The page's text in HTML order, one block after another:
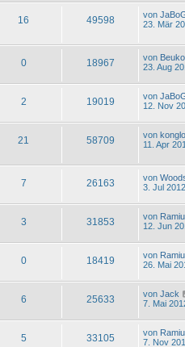
16 49598 von
23. Mär
0 18967 von Beuko
23. Aug
2 19019 von
12. Nov
21 58709 von
11. Apr
7 26163 von
3. Jul
3 31853 von
12. Jun
0 18419 von
26. Mai
6 25633 von Jack
7. Mai
5 33105 von
7. Nov